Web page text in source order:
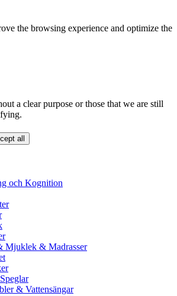
the browsing experience and optimize the
a clear purpose or those that we are still
all
och Kognition
Mjuklek & Madrasser
& Vattensängar